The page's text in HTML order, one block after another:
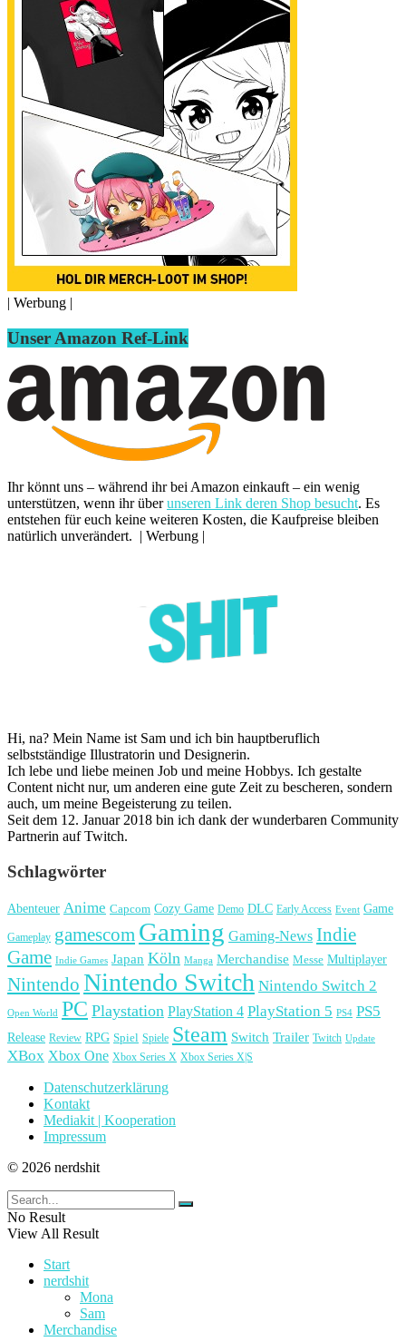
| Werbung |
Unser Amazon Ref-Link
Ihr könnt uns – während ihr bei Amazon einkauft – ein wenig
unterstützen, wenn ihr überunseren Link deren Shop besucht. Es
entstehen für euch keine weiteren Kosten, die Kaufpreise bleiben
natürlich unverändert. | Werbung |
Hi, na? Mein Name ist Sam und ich bin hauptberuflich
selbstständige Illustratorin und Designerin.
Ich lebe und liebe meinen Job und meine Hobbys. Ich gestalte
Content nicht nur, um anderen eine gute Zeit zu bescheren, sondern
auch, um meine Begeisterung zu teilen.
Seit dem 12. Januar 2018 bin ich dank der wunderbaren Community
Partnerin auf Twitch.
Schlagwörter
Abenteuer Anime Capcom Cozy Game Demo DLC Early Access Event Game
Gameplay gamescom Gaming Gaming-News Indie
Game Indie Games Japan Köln Manga Merchandise Messe Multiplayer
Nintendo Nintendo Switch Nintendo Switch 2
Open World PC Playstation PlayStation 4 PlayStation 5 PS4 PS5
Release Review RPG Spiel Spiele Steam Switch Trailer Twitch Update
XBox Xbox One Xbox Series X Xbox Series X|S
Datenschutzerklärung
Kontakt
Mediakit | Kooperation
Impressum
© 2026 nerdshit
No Result
View All Result
Start
nerdshit
Mona
Sam
Merchandise